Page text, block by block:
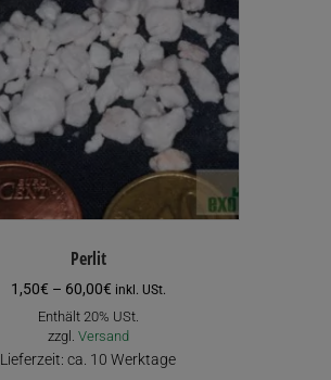
Perlit
1,50€ – 60,00€Preisspanne:
1,50€
bis
60,00€
inkl. USt.
Enthält 20% USt.
zzgl. Versand
Lieferzeit: ca. 10 Werktage